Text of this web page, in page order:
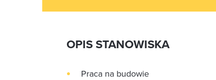
OPIS STANOWISKA
Praca na budowie